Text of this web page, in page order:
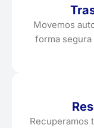
Movemos
forma
Recuperamos